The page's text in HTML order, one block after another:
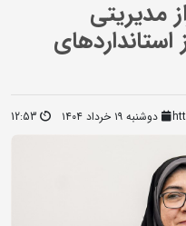
مدیریتی
دوشنبه ۱۹ خرداد ۱۴۰۴ 12:53